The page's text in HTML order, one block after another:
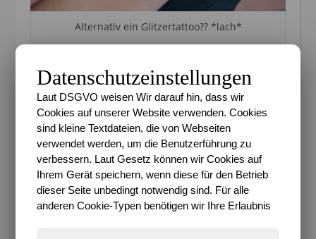
Alternativ ein Glitzertattoo?? *lach*
ständig auf der Suche nach Inspiration. Immer
wieder kamen mir Sterne in den Sinn. Dann aber
auch mal ein kleiner Schmetterling. Nun wird es
etwas vollkommen anderes, dennoch aber klein. Es
bleibt nur zu sagen, dass sich über die Jahre hinweg,
mehr als 10 nun immerhin schon, der Wunsch
gehalten hat, dass ich gerne ein Tattoo hätte. Und
wenn so etwas nach so langer Zeit noch immer der
Fall ist, kann man es ruhig wagen, oder? Tja, was soll
Datenschutzeinstellungen
Laut DSGVO weisen Wir darauf hin, dass wir
Cookies auf unserer Website verwenden. Cookies
sind kleine Textdateien, die von Webseiten
verwendet werden, um die Benutzerführung zu
verbessern. Laut Gesetz können wir Cookies auf
Ihrem Gerät speichern, wenn diese für den Betrieb
dieser Seite unbedingt notwendig sind. Für alle
anderen Cookie-Typen benötigen wir Ihre Erlaubnis